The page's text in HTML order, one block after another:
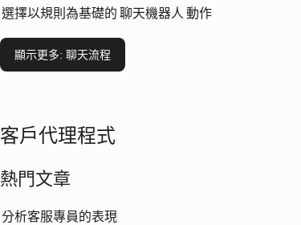
選擇以規則為基礎的 聊天機器人 動作
顯示更多: 聊天流程
客戶代理程式
熱門文章
分析客服專員的表現